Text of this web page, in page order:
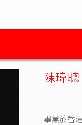
陳瑋聰
畢業於香